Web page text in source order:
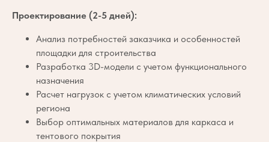
Проектирование (2-5 дней):
Анализ потребностей заказчика и особенностей
площадки для строительства
Разработка 3D-модели с учетом функционального
назначения
Расчет нагрузок с учетом климатических условий
региона
Выбор оптимальных материалов для каркаса и
тентового покрытия